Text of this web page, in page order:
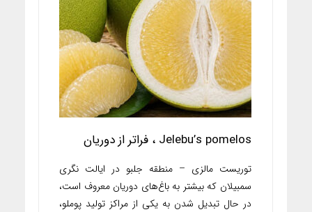
Jelebu’s pomelos ، فراتر از دوریان
توریست مالزی – منطقه جلبو در ایالت نگری
سمبیلان که بیشتر به باغ‌های دوریان معروف است،
در حال تبدیل شدن به یکی از مراکز تولید پوملو،